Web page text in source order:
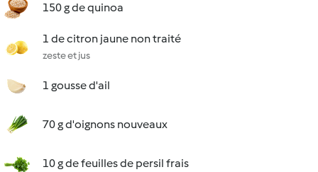
150 g de quinoa
1 de citron jaune non traité
zeste et jus
1 gousse d'ail
70 g d'oignons nouveaux
10 g de feuilles de persil frais